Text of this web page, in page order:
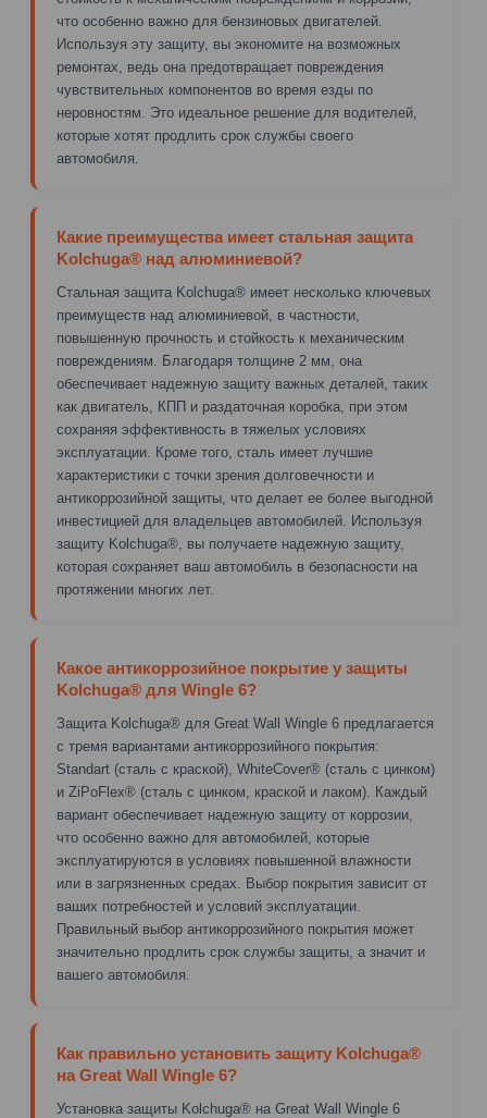
что особенно важно для бензиновых двигателей.
Используя эту защиту, вы экономите на возможных
ремонтах, ведь она предотвращает повреждения
чувствительных компонентов во время езды по
неровностям. Это идеальное решение для водителей,
которые хотят продлить срок службы своего
автомобиля.
Какие преимущества имеет стальная защита
Kolchuga® над алюминиевой?
Стальная защита Kolchuga® имеет несколько ключевых
преимуществ над алюминиевой, в частности,
повышенную прочность и стойкость к механическим
повреждениям. Благодаря толщине 2 мм, она
обеспечивает надежную защиту важных деталей, таких
как двигатель, КПП и раздаточная коробка, при этом
сохраняя эффективность в тяжелых условиях
эксплуатации. Кроме того, сталь имеет лучшие
характеристики с точки зрения долговечности и
антикоррозийной защиты, что делает ее более выгодной
инвестицией для владельцев автомобилей. Используя
защиту Kolchuga®, вы получаете надежную защиту,
которая сохраняет ваш автомобиль в безопасности на
протяжении многих лет.
Какое антикоррозийное покрытие у защиты
Kolchuga® для Wingle 6?
Защита Kolchuga® для Great Wall Wingle 6 предлагается
с тремя вариантами антикоррозийного покрытия:
Standart (сталь с краской), WhiteCover® (сталь с цинком)
и ZiPoFlex® (сталь с цинком, краской и лаком). Каждый
вариант обеспечивает надежную защиту от коррозии,
что особенно важно для автомобилей, которые
эксплуатируются в условиях повышенной влажности
или в загрязненных средах. Выбор покрытия зависит от
ваших потребностей и условий эксплуатации.
Правильный выбор антикоррозийного покрытия может
значительно продлить срок службы защиты, а значит и
вашего автомобиля.
Как правильно установить защиту Kolchuga®
на Great Wall Wingle 6?
Установка защиты Kolchuga® на Great Wall Wingle 6